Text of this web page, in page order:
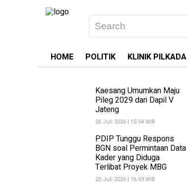
HOME POLITIK KLINIK PILKADA
Kaesang Umumkan Maju
Pileg 2029 dari Dapil V
Jateng
26 Juli 2026 | 15:54 WIB
PDIP Tunggu Respons
BGN soal Permintaan Data
Kader yang Diduga
Terlibat Proyek MBG
20 Juli 2026 | 16:59 WIB